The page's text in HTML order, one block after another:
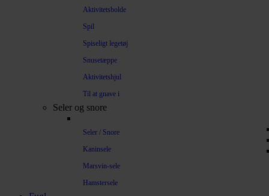
Aktivitetsbolde
Spil
Spiseligt legetøj
Snusetæppe
Aktivitetshjul
Til at gnave i
Seler og snore
Seler / Snore
Kaninsele
Marsvin-sele
Hamstersele